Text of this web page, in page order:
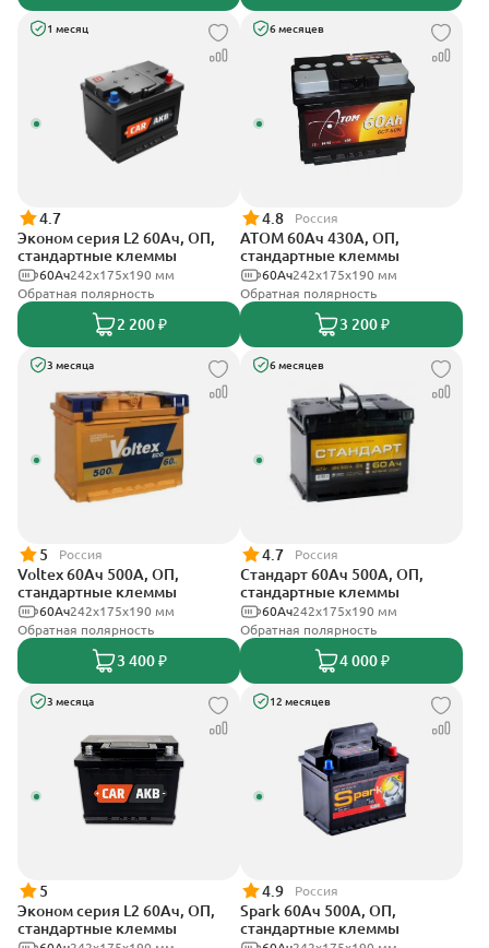
1 месяц
4.7
Эконом серия L2 60Ач, ОП,
стандартные клеммы
242х175х190 мм
60Ач
Обратная полярность
2 200 ₽
6 месяцев
4.8 Россия
АТОМ 60Ач 430А, ОП,
стандартные клеммы
242х175х190 мм
60Ач
Обратная полярность
3 200 ₽
3 месяца
5 Россия
Voltex 60Ач 500А, ОП,
стандартные клеммы
242х175х190 мм
60Ач
Обратная полярность
3 400 ₽
6 месяцев
4.7 Россия
Стандарт 60Ач 500А, ОП,
стандартные клеммы
242x175x190 мм
60Ач
Обратная полярность
4 000 ₽
3 месяца
5
Эконом серия L2 60Ач, ОП,
стандартные клеммы
12 месяцев
4.9 Россия
Spark 60Ач 500А, ОП,
стандартные клеммы